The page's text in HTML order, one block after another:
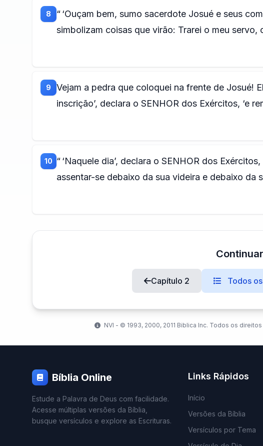
8
“ ‘Ouçam bem, sumo sacerdote Josué e seus
simbolizam coisas que virão: Trarei o meu servo,
9
Vejam a pedra que coloquei na frente de Josué!
inscrição’, declara o SENHOR dos Exércitos, ‘e
10 “ ‘Naquele dia’, declara o SENHOR dos
assentar-se debaixo da sua videira e debaixo da
Capítulo 2 Todos
NVI - ©️ 1993, 2000, 2011 Biblica Inc. Todos os
Bíblia Online
Estude a Palavra de Deus com facilidade.
Acesse múltiplas versões da Bíblia,
busque versículos e explore as Escrituras.
Links Rápidos
Início
Versões da Bíblia
Versículos por Tema